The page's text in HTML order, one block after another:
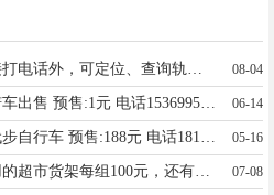
08-04
电动三轮车:有一小铲车出售 预售:1元 电话15369951098 06-14
05-16
超市货架:多层板双面用的超市货架每组100元，还有三轮胎锅整个车轮99成新100元，有意请联系我。 预售:16元 电话18831943087 07-08